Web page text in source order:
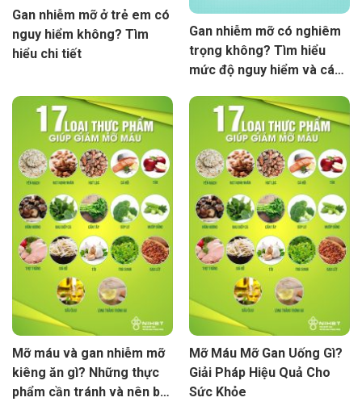
Gan nhiễm mỡ ở trẻ em có
nguy hiểm không? Tìm
hiểu chi tiết
Gan nhiễm mỡ có nghiêm
trọng không? Tìm hiểu
mức độ nguy hiểm và cách
Mỡ máu và gan nhiễm mỡ
kiêng ăn gì? Những thực
phẩm cần tránh và nên bổ
Mỡ Máu Mỡ Gan Uống Gì?
Giải Pháp Hiệu Quả Cho
Sức Khỏe